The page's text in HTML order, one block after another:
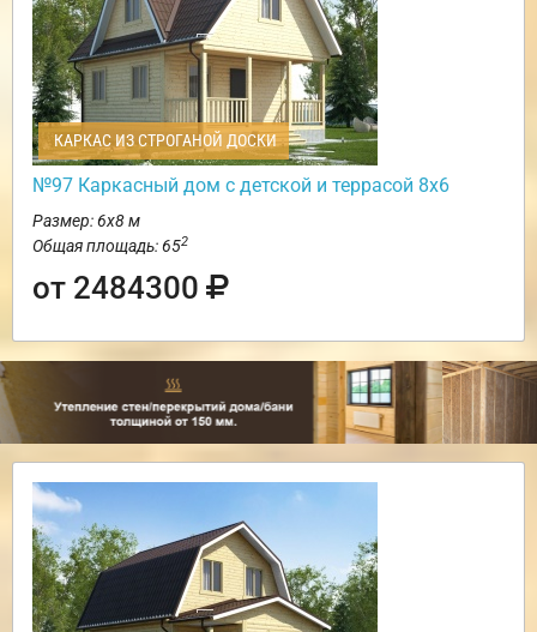
КАРКАС ИЗ СТРОГАНОЙ ДОСКИ
№97 Каркасный дом с детской и террасой 8х6
Размер: 6х8 м
Общая площадь: 652
от 2484300